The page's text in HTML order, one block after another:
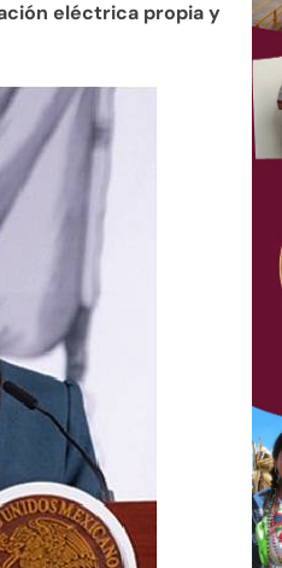
eléctrica propia y